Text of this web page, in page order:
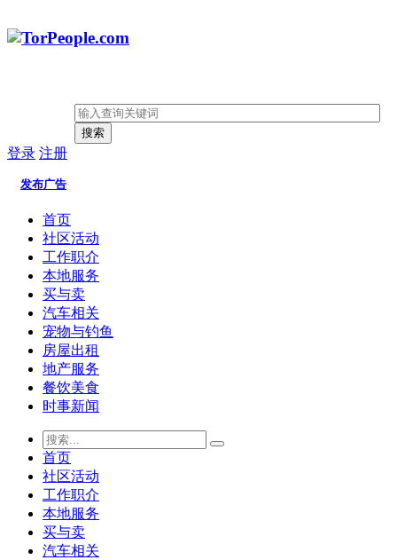
搜索
登录 注册
发布广告
首页
社区活动
工作职介
本地服务
买与卖
汽车相关
宠物与钓鱼
房屋出租
地产服务
餐饮美食
时事新闻
首页
社区活动
工作职介
本地服务
买与卖
汽车相关